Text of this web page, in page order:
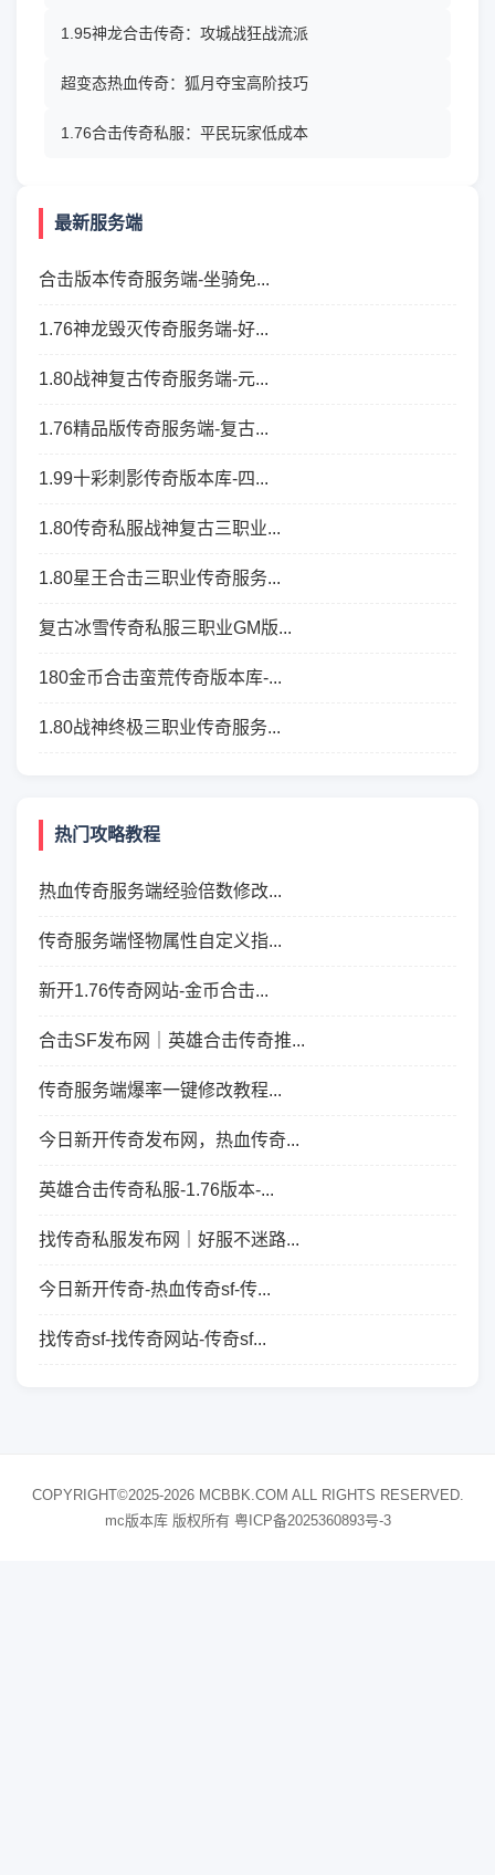
1.95神龙合击传奇：攻城战狂战流派
超变态热血传奇：狐月夺宝高阶技巧
1.76合击传奇私服：平民玩家低成本
最新服务端
合击版本传奇服务端-坐骑免...
1.76神龙毁灭传奇服务端-好...
1.80战神复古传奇服务端-元...
1.76精品版传奇服务端-复古...
1.99十彩刺影传奇版本库-四...
1.80传奇私服战神复古三职业...
1.80星王合击三职业传奇服务...
复古冰雪传奇私服三职业GM版...
180金币合击蛮荒传奇版本库-...
1.80战神终极三职业传奇服务...
热门攻略教程
热血传奇服务端经验倍数修改...
传奇服务端怪物属性自定义指...
新开1.76传奇网站-金币合击...
合击SF发布网｜英雄合击传奇推...
传奇服务端爆率一键修改教程...
今日新开传奇发布网，热血传奇...
英雄合击传奇私服-1.76版本-...
找传奇私服发布网｜好服不迷路...
今日新开传奇-热血传奇sf-传...
找传奇sf-找传奇网站-传奇sf...
COPYRIGHT©2025-2026 MCBBK.COM ALL RIGHTS RESERVED.
mc版本库 版权所有 粤ICP备2025360893号-3